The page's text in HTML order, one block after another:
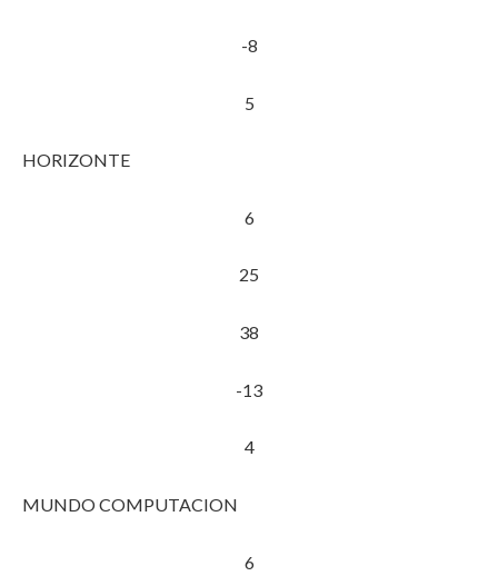
-8
5
HORIZONTE
6
25
38
-13
4
MUNDO COMPUTACION
6